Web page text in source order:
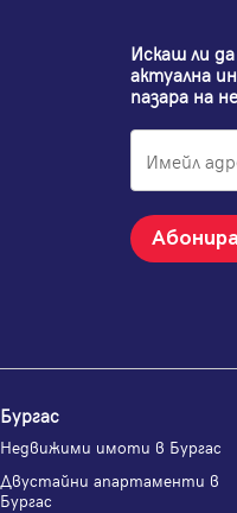
Искаш ли
актуална
пазара на
Бургас
Недвижими имоти в Бургас
Двустайни апартаменти в
Бургас